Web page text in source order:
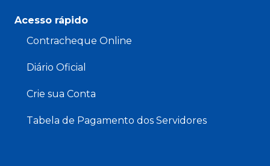
Acesso rápido
Contracheque Online
Diário Oficial
Crie sua Conta
Tabela de Pagamento dos Servidores